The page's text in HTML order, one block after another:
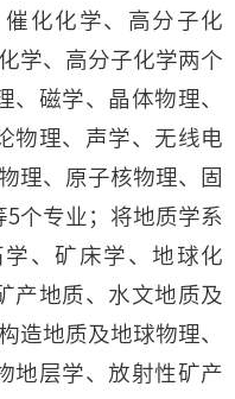
化化学、高分子化
学、高分子化学两个
、磁学、晶体物理、
物理、声学、无线电
理、原子核物理、固
个专业；将地质学系
、矿床学、地球化
产地质、水文地质及
造地质及地球物理、
地层学、放射性矿产